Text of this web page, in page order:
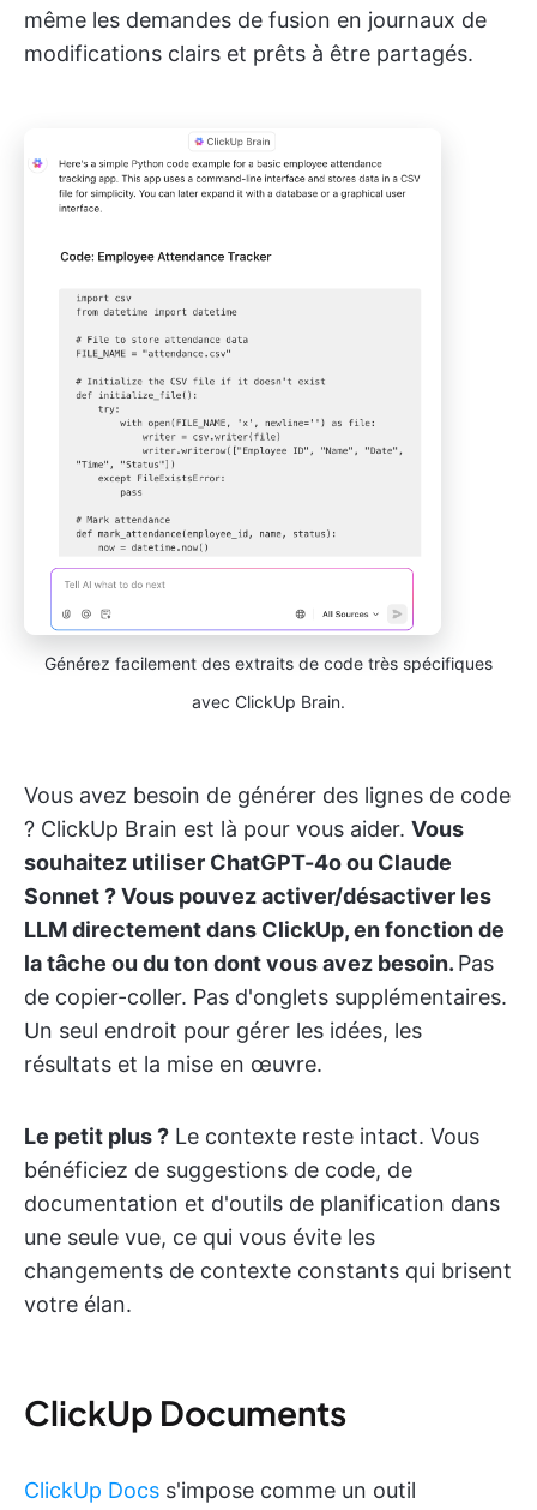
même les demandes de fusion en journaux de
modifications clairs et prêts à être partagés.
Générez facilement des extraits de code très spécifiques
avec ClickUp Brain.
Vous avez besoin de générer des lignes de code
? ClickUp Brain est là pour vous aider. Vous
souhaitez utiliser ChatGPT-4o ou Claude
Sonnet ? Vous pouvez activer/désactiver les
LLM directement dans ClickUp, en fonction de
la tâche ou du ton dont vous avez besoin. Pas
de copier-coller. Pas d'onglets supplémentaires.
Un seul endroit pour gérer les idées, les
résultats et la mise en œuvre.
Le petit plus ? Le contexte reste intact. Vous
bénéficiez de suggestions de code, de
documentation et d'outils de planification dans
une seule vue, ce qui vous évite les
changements de contexte constants qui brisent
votre élan.
ClickUp Documents
ClickUp Docs s'impose comme un outil